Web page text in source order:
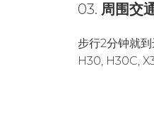
03. 周围交
步行2分钟就
H30, H30C,